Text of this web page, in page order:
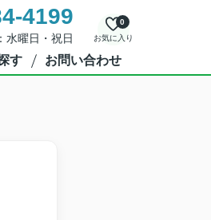
4199
曜日・祝日 お気に入り
0
す お問い合わせ